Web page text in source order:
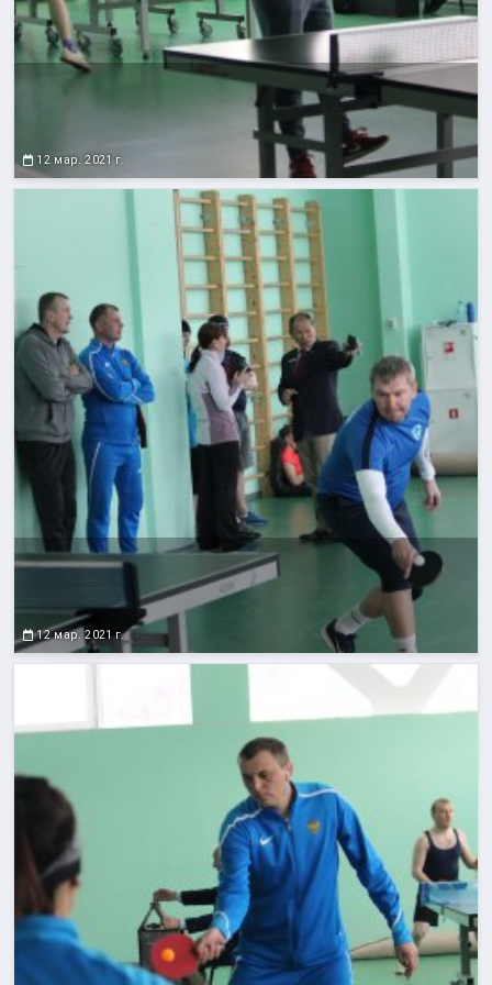
12 мар. 2021 г.
12 мар. 2021 г.